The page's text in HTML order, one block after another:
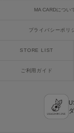
Philly chocolate
フィリーチョコレート
MA CARDについ
プライバシーポリ
STORE LIST
ご利用ガイド